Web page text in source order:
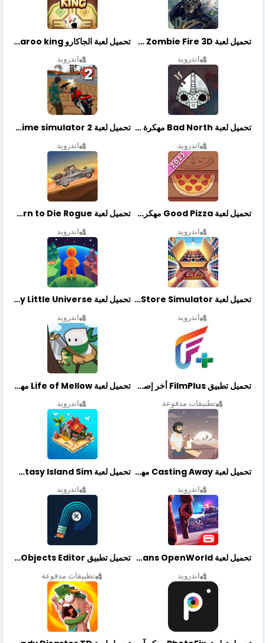
تحميل لعبة Zombie Fire 3D مهكرة آخر إصدار
اندرويد
تحميل لعبة الجاكارو jackaroo king آخر إصدار
اندرويد
تحميل لعبة Bad North مهكرة آخر إصدار
اندرويد
تحميل لعبة Vegas crime simulator 2 مهكرة اخر اصدار
اندرويد
تحميل لعبة Good Pizza مهكرة اخر اصدار
اندرويد
تحميل لعبة Earn to Die Rogue مهكرة اخر اصدار
اندرويد
تحميل لعبة Retail Store Simulator مهكرة اخر اصدار
اندرويد
تحميل لعبة My Little Universe مهكرة أخر إصدار
اندرويد
تحميل تطبيق FilmPlus أخر إصدار
تطبيقات مدفوعة
تحميل لعبة Life of Mellow مهكرة أخر إصدار
اندرويد
تحميل لعبة Casting Away مهكرة أخر إصدار
اندرويد
تحميل لعبة Fantasy Island Sim مهكرة أخر إصدار
اندرويد
تحميل لعبة Gangstar New Orleans OpenWorld مهكرة أخر إصدار
اندرويد
تحميل تطبيق Retouch Remove Objects Editor مهكرة اخر إصدار
تطبيقات مدفوعة